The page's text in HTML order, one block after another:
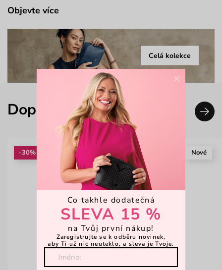
Objevte více
Celá kolekce
Doplň svůj look
-30% Nové
×
Co takhle dodatečná
SLEVA 15 %
na Tvůj první nákup!
Zaregistrujte se k odběru novinek,
aby Ti už nic neuteklo, a sleva je Tvoje.